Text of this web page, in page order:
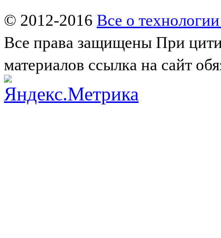
© 2012-2016 Все о
Все права защищены При
материалов ссылка на сайт